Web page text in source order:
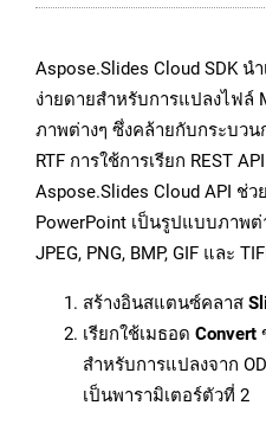
Aspose.Slides Cloud SDK น
ง่ายดายสำหรับการแปลงไฟล์
ภาพต่างๆ ซึ่งคล้ายกับกระบว
RTF การใช้การเรียก REST
Aspose.Slides Cloud API ช่
PowerPoint เป็นรูปแบบภาพ
JPEG, PNG, BMP, GIF และ
สร้างอินสแตนซ์คลาส
เรียกใช้เมธอด Convert
สำหรับการแปลงจาก
เป็นพารามิเตอร์ตัวที่ 2